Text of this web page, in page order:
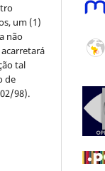
um (1)
não
tal
de
98).